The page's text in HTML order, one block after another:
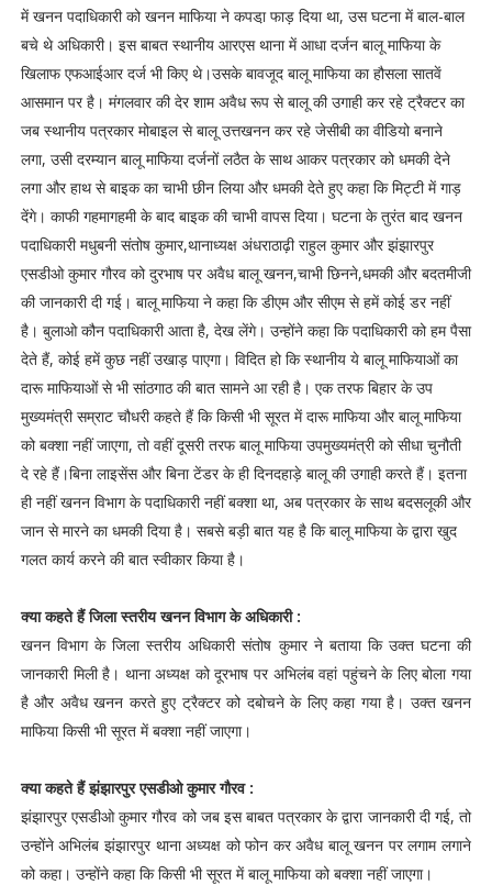
में खनन पदाधिकारी को खनन माफिया ने कपडा़ फाड़ दिया था, उस घटना में बाल-बाल
बचे थे अधिकारी। इस बाबत स्थानीय आरएस थाना में आधा दर्जन बालू माफिया के
खिलाफ एफआईआर दर्ज भी किए थे।उसके बावजूद बालू माफिया का हौसला सातवें
आसमान पर है। मंगलवार की देर शाम अवैध रूप से बालू की उगाही कर रहे ट्रैक्टर का
जब स्थानीय पत्रकार मोबाइल से बालू उत्तखनन कर रहे जेसीबी का वीडियो बनाने
लगा, उसी दरम्यान बालू माफिया दर्जनों लठैत के साथ आकर पत्रकार को धमकी देने
लगा और हाथ से बाइक का चाभी छीन लिया और धमकी देते हुए कहा कि मिट्टी में गाड़
देंगे। काफी गहमागहमी के बाद बाइक की चाभी वापस दिया। घटना के तुरंत बाद खनन
पदाधिकारी मधुबनी संतोष कुमार,थानाध्यक्ष अंधराठाढ़ी राहुल कुमार और झंझारपुर
एसडीओ कुमार गौरव को दुरभाष पर अवैध बालू खनन,चाभी छिनने,धमकी और बदतमीजी
की जानकारी दी गई। बालू माफिया ने कहा कि डीएम और सीएम से हमें कोई डर नहीं
है। बुलाओ कौन पदाधिकारी आता है, देख लेंगे। उन्होंने कहा कि पदाधिकारी को हम पैसा
देते हैं, कोई हमें कुछ नहीं उखाड़ पाएगा। विदित हो कि स्थानीय ये बालू माफियाओं का
दारू माफियाओं से भी सांठगाठ की बात सामने आ रही है। एक तरफ बिहार के उप
मुख्यमंत्री सम्राट चौधरी कहते हैं कि किसी भी सूरत में दारू माफिया और बालू माफिया
को बक्शा नहीं जाएगा, तो वहीं दूसरी तरफ बालू माफिया उपमुख्यमंत्री को सीधा चुनौती
दे रहे हैं।बिना लाइसेंस और बिना टेंडर के ही दिनदहाड़े बालू की उगाही करते हैं। इतना
ही नहीं खनन विभाग के पदाधिकारी नहीं बक्शा था, अब पत्रकार के साथ बदसलूकी और
जान से मारने का धमकी दिया है। सबसे बड़ी बात यह है कि बालू माफिया के द्वारा खुद
गलत कार्य करने की बात स्वीकार किया है।
क्या कहते हैं जिला स्तरीय खनन विभाग के अधिकारी :
खनन विभाग के जिला स्तरीय अधिकारी संतोष कुमार ने बताया कि उक्त घटना की
जानकारी मिली है। थाना अध्यक्ष को दूरभाष पर अभिलंब वहां पहुंचने के लिए बोला गया
है और अवैध खनन करते हुए ट्रैक्टर को दबोचने के लिए कहा गया है। उक्त खनन
माफिया किसी भी सूरत में बक्शा नहीं जाएगा।
क्या कहते हैं झंझारपुर एसडीओ कुमार गौरव :
झंझारपुर एसडीओ कुमार गौरव को जब इस बाबत पत्रकार के द्वारा जानकारी दी गई, तो
उन्होंने अभिलंब झंझारपुर थाना अध्यक्ष को फोन कर अवैध बालू खनन पर लगाम लगाने
को कहा। उन्होंने कहा कि किसी भी सूरत में बालू माफिया को बक्शा नहीं जाएगा।